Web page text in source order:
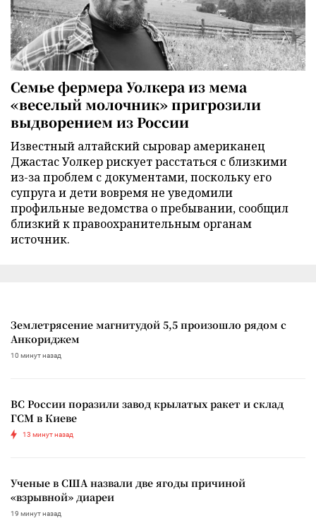
Семье фермера Уолкера из мема
«веселый молочник» пригрозили
выдворением из России
Известный алтайский сыровар американец
Джастас Уолкер рискует расстаться с близкими
из-за проблем с документами, поскольку его
супруга и дети вовремя не уведомили
профильные ведомства о пребывании, сообщил
близкий к правоохранительным органам
источник.
Землетрясение магнитудой 5,5 произошло рядом с
Анкориджем
10 минут назад
ВС России поразили завод крылатых ракет и склад
ГСМ в Киеве
13 минут назад
Ученые в США назвали две ягоды причиной
«взрывной» диареи
19 минут назад